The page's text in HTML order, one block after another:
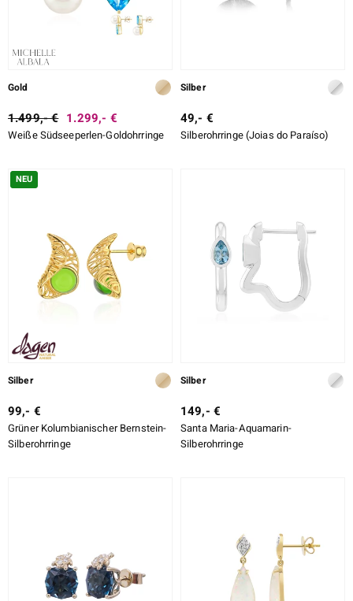
Gold
1.499,- € 1.299,- €
Weiße Südseeperlen-Goldohrringe
Silber
49,- €
Silberohrringe (Joias do Paraíso)
NEU
Silber
99,- €
Grüner Kolumbianischer Bernstein-
Silberohrringe
Silber
149,- €
Santa Maria-Aquamarin-
Silberohrringe